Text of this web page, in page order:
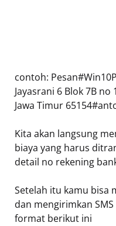
contoh:
Jayasrani 6 Blok 7B
Jawa Timur 65154#
Kita akan langsung
biaya yang harus
detail no rekening
Setelah itu kamu bisa
dan mengirimkan
format berikut ini